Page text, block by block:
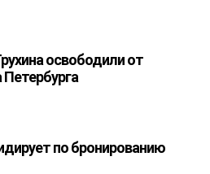
освободили от
Петербурга
по бронированию